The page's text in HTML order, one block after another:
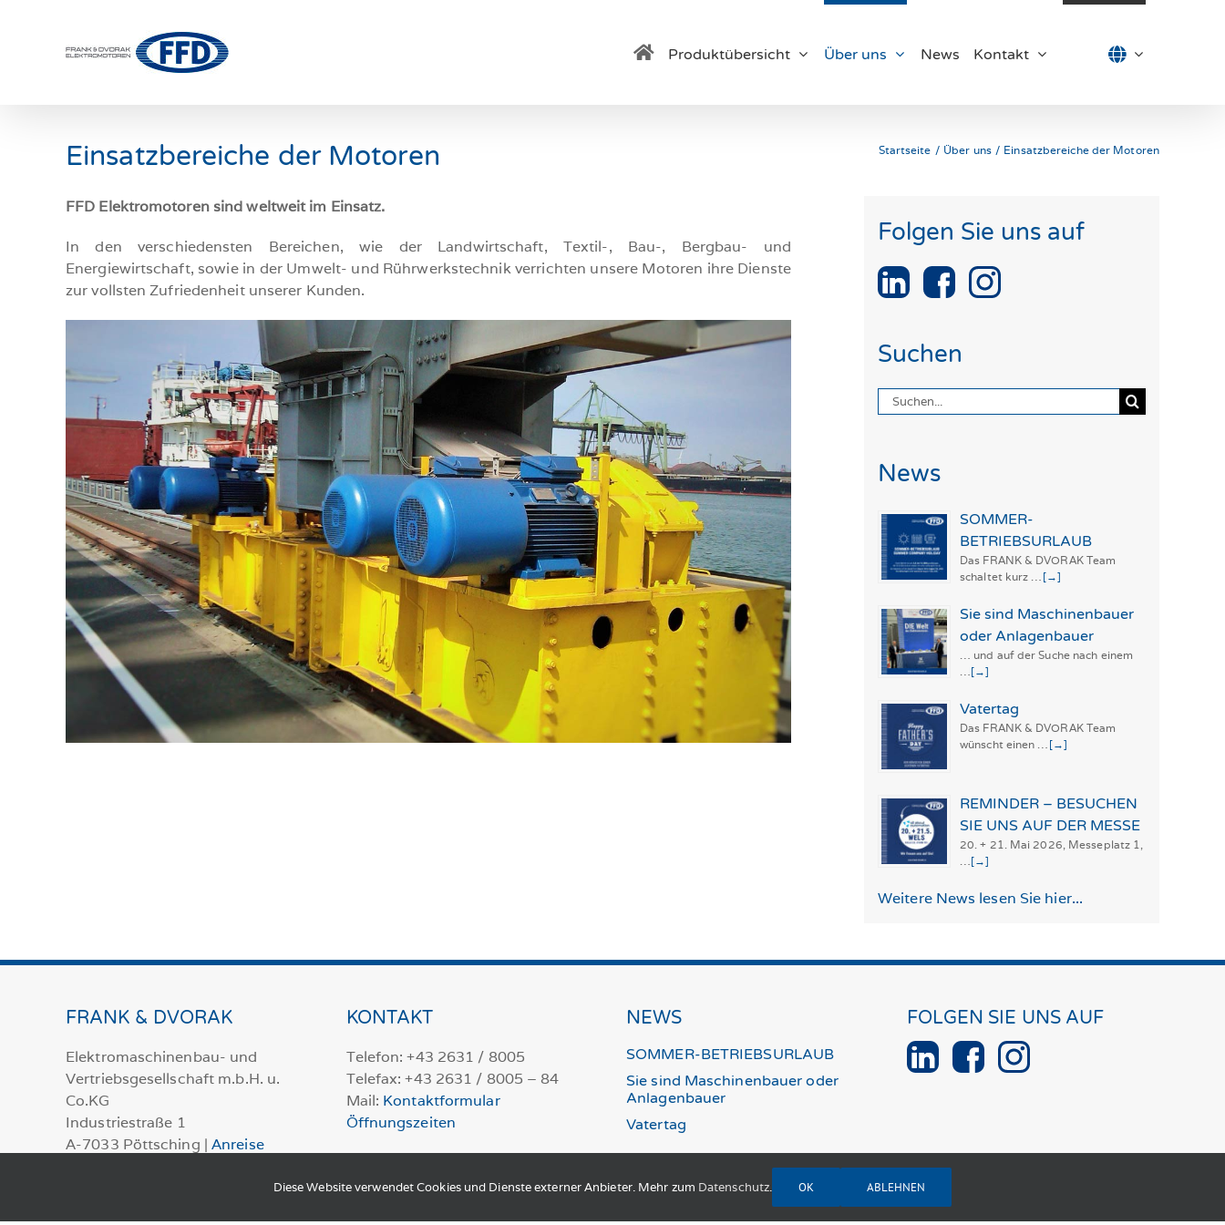
Produktübersicht Über uns News Kontakt
Einsatzbereiche der Motoren Startseite Über uns Einsatzbereiche der Motoren
FFD Elektromotoren sind weltweit im Einsatz.
In den verschiedensten Bereichen, wie der Landwirtschaft, Textil-, Bau-, Bergbau- und
Energiewirtschaft, sowie in der Umwelt- und Rührwerkstechnik verrichten unsere Motoren ihre Dienste
zur vollsten Zufriedenheit unserer Kunden.
Folgen Sie uns auf
Suchen
Suche
nach:
News
SOMMER-
BETRIEBSURLAUB
Das FRANK & DVORAK Team
schaltet kurz … [→]
Sie sind Maschinenbauer
oder Anlagenbauer
… und auf der Suche nach einem
[→]
Vatertag
Das FRANK & DVORAK Team
wünscht einen … [→]
REMINDER – BESUCHEN
SIE UNS AUF DER MESSE
20. + 21. Mai 2026, Messeplatz 1,
[→]
Weitere News lesen Sie hier...
FRANK & DVORAK
Elektromaschinenbau- und
Vertriebsgesellschaft m.b.H. u.
Co.KG
Industriestraße 1
A-7033 Pöttsching |Anreise
KONTAKT
Telefon: +43 2631 / 8005
Telefax: +43 2631 / 8005 – 84
Mail: Kontaktformular
Öffnungszeiten
NEWS
SOMMER-BETRIEBSURLAUB
Sie sind Maschinenbauer oder
Anlagenbauer
Vatertag
FOLGEN SIE UNS AUF
Diese Website verwendet Cookies und Dienste externer Anbieter. Mehr zum Datenschutz. OK ABLEHNEN